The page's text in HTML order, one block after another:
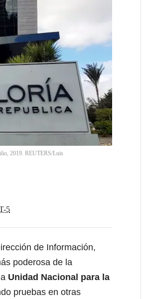
2019. REUTERS/Luis
5
de Información,
poderosa de la
Unidad Nacional para la
pruebas en otras